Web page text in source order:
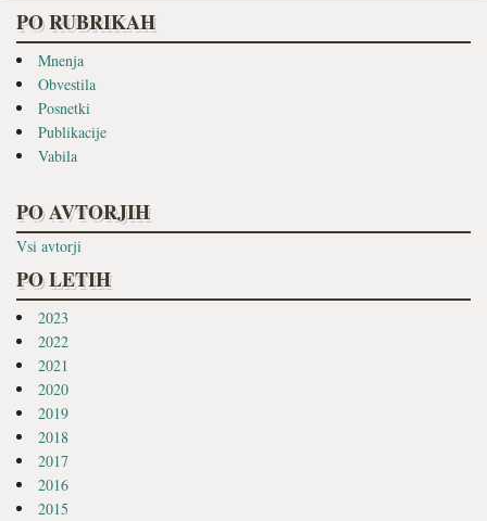
PO RUBRIKAH
Mnenja
Obvestila
Posnetki
Publikacije
Vabila
PO AVTORJIH
Vsi avtorji
PO LETIH
2023
2022
2021
2020
2019
2018
2017
2016
2015